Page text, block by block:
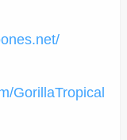
GorillaTropical